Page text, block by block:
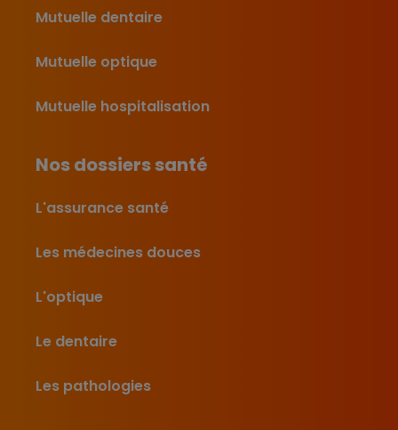
Mutuelle dentaire
Mutuelle optique
Mutuelle hospitalisation
Nos dossiers santé
L'assurance santé
Les médecines douces
L'optique
Le dentaire
Les pathologies